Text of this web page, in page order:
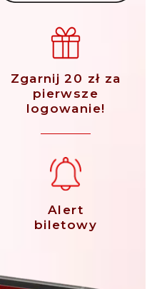
Zgarnij 20 zł za
pierwsze
logowanie!
Alert
biletowy